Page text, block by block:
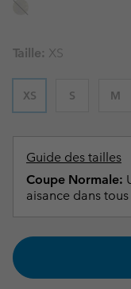
Taille: XS
XS S M
Guide des tailles
Coupe Normale:
aisance dans